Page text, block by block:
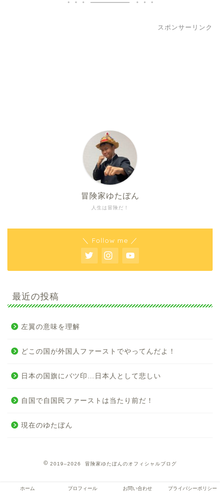
スポンサーリンク
人生は冒険だ！
冒険家ゆたぼん
＼ Follow me ／
最近の投稿
左翼の意味を理解
どこの国が外国人ファーストでやってんだよ！
日本の国旗にバツ印…日本人として悲しい
自国で自国民ファーストは当たり前だ！
現在のゆたぼん
2019–2026 冒険家ゆたぼんのオフィシャルブログ
ホーム プロフィール お問い合わせ プライバシーポリシー